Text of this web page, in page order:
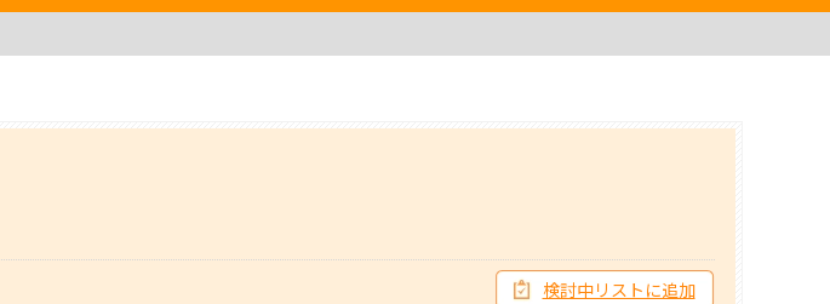
検討中リストに追加